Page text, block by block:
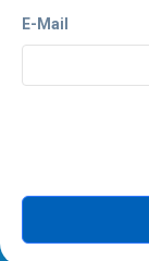
E-Mail